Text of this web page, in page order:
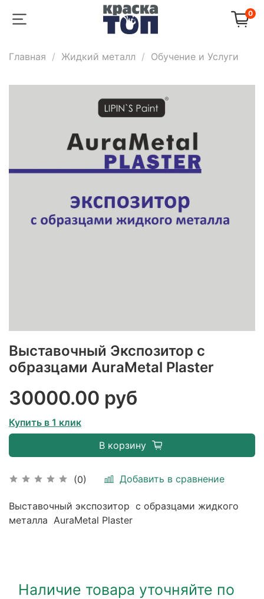
0
Главная Жидкий металл Обучение и Услуги
Выставочный Экспозитор с
образцами AuraMetal Plaster
(0) Добавить в сравнение
30000.00 руб
Купить в 1 клик
В корзину
Выставочный экспозитор с образцами жидкого
металла AuraMetal Plaster
Наличие товара уточняйте по